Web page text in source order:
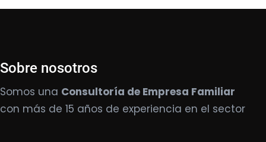
Sobre nosotros
Somos una Consultoría de Empresa Familiar
con más de 15 años de experiencia en el sector